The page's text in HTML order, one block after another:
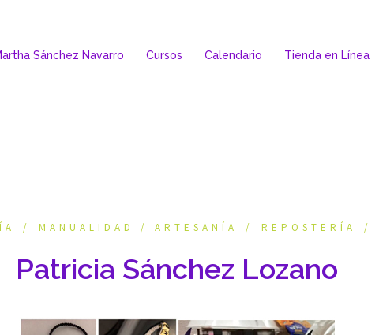
Sánchez Navarro Cursos Calendario Tienda en Línea
MANUALIDAD / ARTESANÍA REPOSTERÍA
Patricia Sánchez Lozano